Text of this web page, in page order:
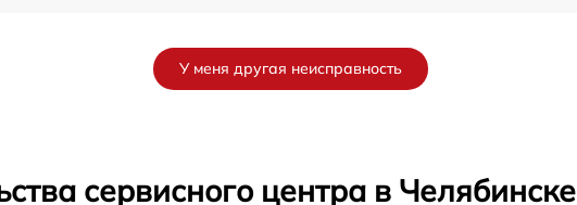
от 70 мин
У меня другая неисправность
сервисного центра в Челябинске